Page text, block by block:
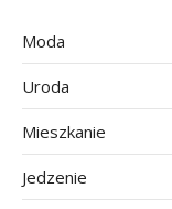
Moda
Uroda
Mieszkanie
Jedzenie